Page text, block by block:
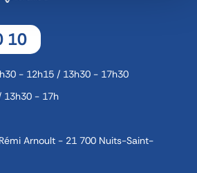
10
- 12h15 / 13h30 - 17h30
13h30 - 17h
Arnoult - 21 700 Nuits-Saint-